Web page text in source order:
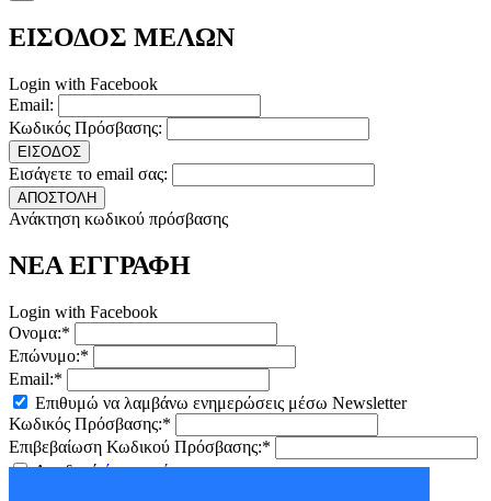
ΕΙΣΟΔΟΣ ΜΕΛΩΝ
Login with Facebook
Email:
Κωδικός Πρόσβασης:
ΕΙΣΟΔΟΣ
Εισάγετε το email σας:
ΑΠΟΣΤΟΛΗ
Ανάκτηση κωδικού πρόσβασης
ΝΕΑ ΕΓΓΡΑΦΗ
Login with Facebook
Ονομα:*
Επώνυμο:*
Email:*
Επιθυμώ να λαμβάνω ενημερώσεις μέσω Newsletter
Κωδικός Πρόσβασης:*
Επιβεβαίωση Κωδικού Πρόσβασης:*
Αποδοχήόρων χρήσης